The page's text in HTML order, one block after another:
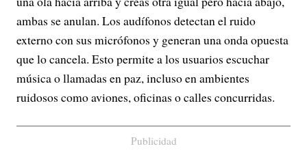
ambas se anulan. Los audífonos detectan el ruido
externo con sus micrófonos y generan una onda opuesta
que lo cancela. Esto permite a los usuarios escuchar
música o llamadas en paz, incluso en ambientes
ruidosos como aviones, oficinas o calles concurridas.
Publicidad